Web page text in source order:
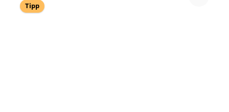
Tipp